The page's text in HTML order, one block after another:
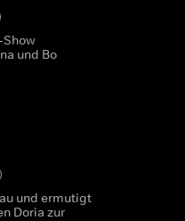
Show
und Bo
und ermutigt
Doria zur